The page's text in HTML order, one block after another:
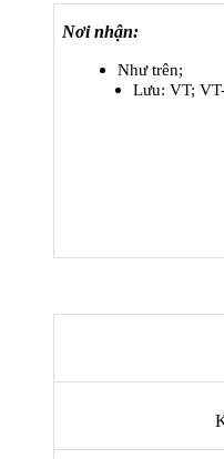
Nơi nhận:
Như trên;
Lưu: VT;